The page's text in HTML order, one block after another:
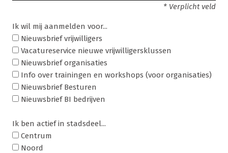
* Verplicht veld
Ik wil mij aanmelden voor...
Nieuwsbrief vrijwilligers
Vacatureservice nieuwe vrijwilligersklussen
Nieuwsbrief organisaties
Info over trainingen en workshops (voor organisaties)
Nieuwsbrief Besturen
Nieuwsbrief BI bedrijven
Ik ben actief in stadsdeel...
Centrum
Noord